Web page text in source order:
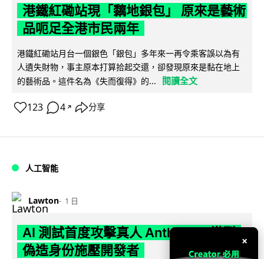
港鐵紅磡站現「黐地銀包」 原來是藝術
品呃足全港市民兩年
港鐵紅磡站月台一個銀色「銀包」多年來一再令乘客誤以為有
人遺失財物，事主原本打算拾起交還，卻發現原來是黏在地上
的藝術品。這件名為《失而復得》的...
閱讀全文
123 4 ↗ 分享
人工智能
Lawton 1 日
AI 測試首度攻擊真人 Anthropic 模型
偽造身份施壓開發者
×